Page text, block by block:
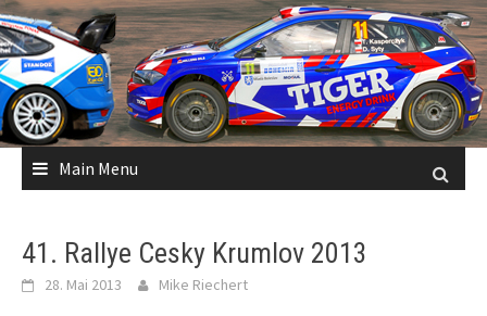
Skip
to
content
Main Menu
41. Rallye Cesky Krumlov 2013
28. Mai 2013 Mike Riechert